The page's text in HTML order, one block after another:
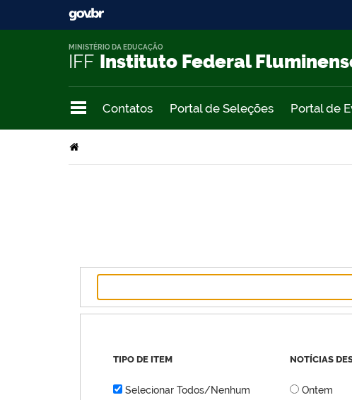
IFF Instituto Federal
MINISTÉRIO DA EDUCAÇÃO
Contatos Portal de Seleções Portal de
TIPO DE ITEM
Selecionar Todos/Nenhum
NOTÍCIAS
Ontem